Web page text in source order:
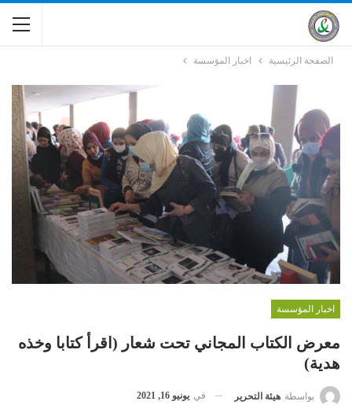
الصفحة الرئيسية اخبار المؤسسة
اخبار المؤسسة
معرض الكتاب المجاني تحت شعار (اقرأ كتابا وخذه
هدية)
بواسطة هيئة التحرير في يونيو 16, 2021